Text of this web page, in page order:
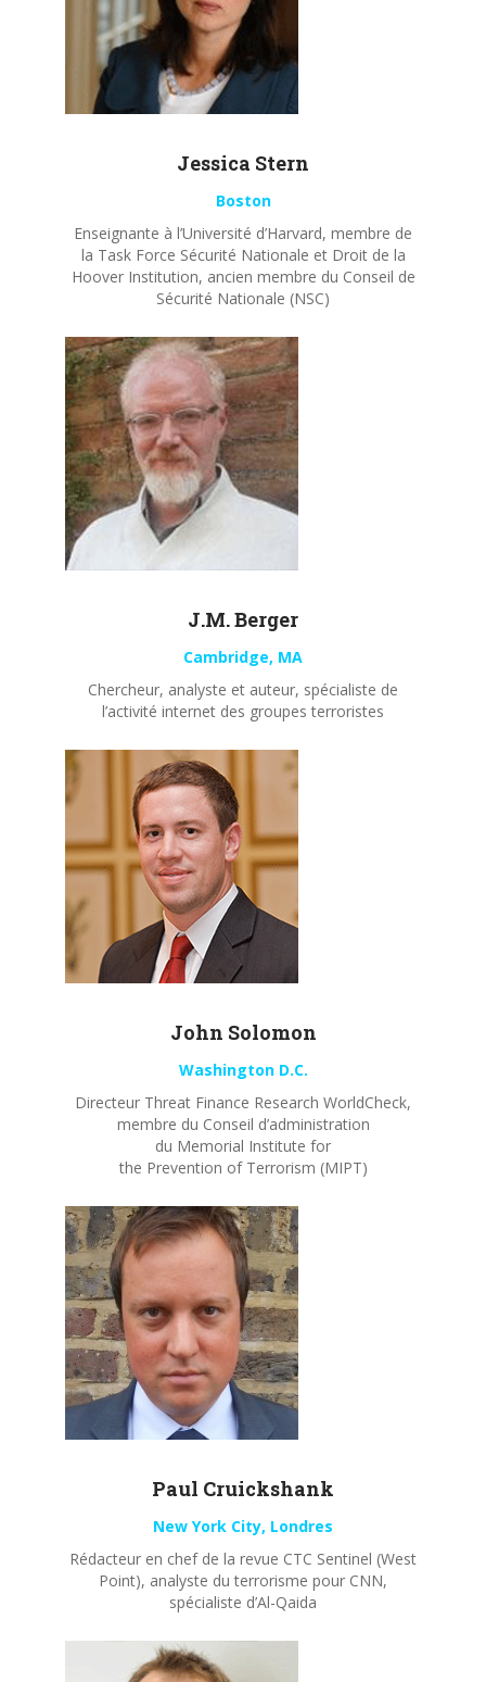
Jessica Stern
Boston
Enseignante à l’Université d’Harvard, membre de
la Task Force Sécurité Nationale et Droit de la
Hoover Institution, ancien membre du Conseil de
Sécurité Nationale (NSC)
J.M. Berger
Cambridge, MA
Chercheur, analyste et auteur, spécialiste de
l’activité internet des groupes terroristes
John Solomon
Washington D.C.
Directeur Threat Finance Research WorldCheck,
membre du Conseil d’administration
du Memorial Institute for
the Prevention of Terrorism (MIPT)
Paul Cruickshank
New York City, Londres
Rédacteur en chef de la revue CTC Sentinel (West
Point), analyste du terrorisme pour CNN,
spécialiste d’Al-Qaida